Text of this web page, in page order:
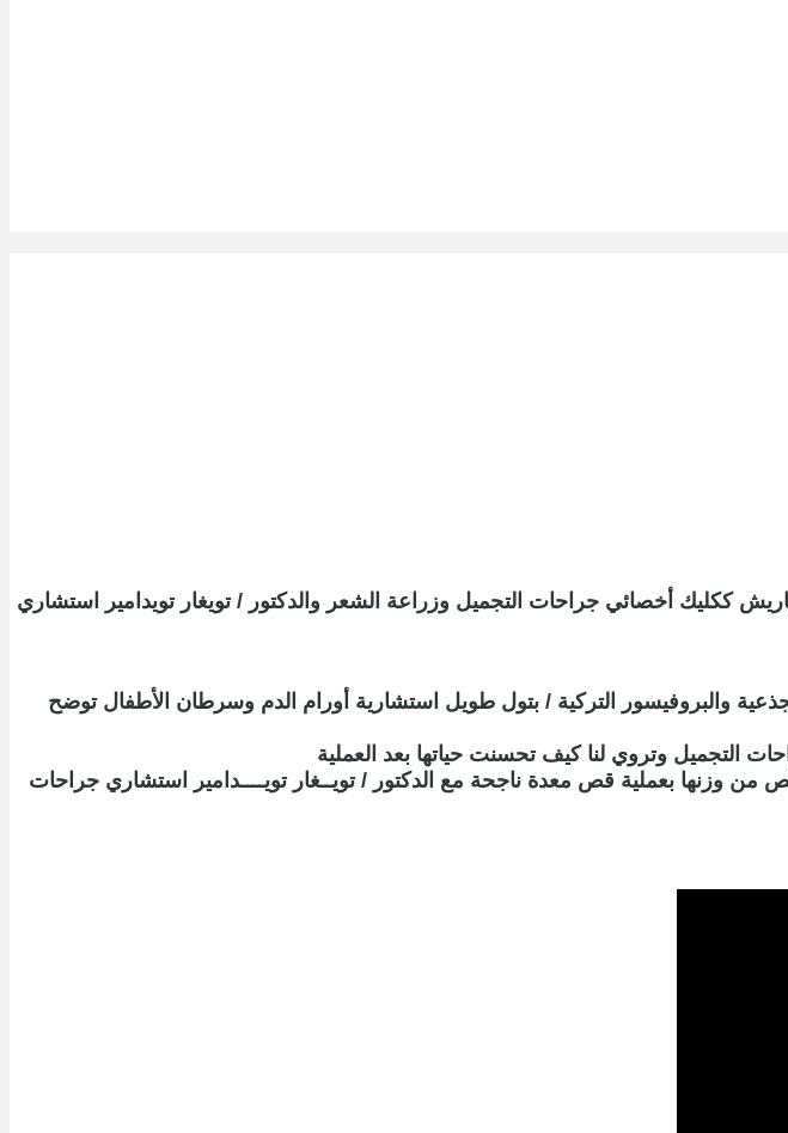
ككليك أخصائي جراحات التجميل وزراعة الشعر والدكتور / تويغار تويدامير استشاري
والبروفيسور التركية / بتول طويل استشارية أورام الدم وسرطان الأطفال توضح
التجميل وتروي لنا كيف تحسنت حياتها بعد العملية
من وزنها بعملية قص معدة ناجحة مع الدكتور / تويــغار تويــــدامير استشاري جراحات